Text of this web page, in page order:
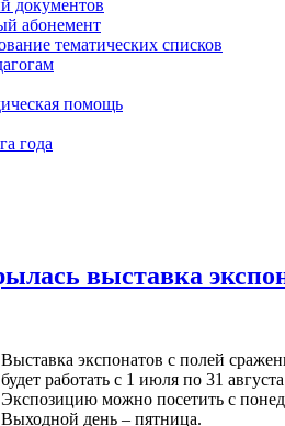
документов
абонемент
тематических списков
помощь
года
выставка
Выставка экспонатов с полей
будет работать с 1 июля по 31
Экспозицию можно посетить с
Выходной день – пятница.